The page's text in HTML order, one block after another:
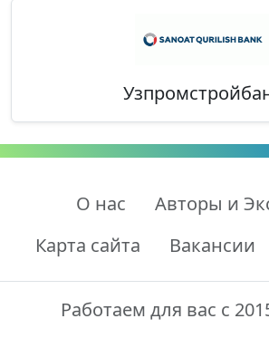
О нас
Авторы и
Карта сайта
Вакансии
Работаем для вас с